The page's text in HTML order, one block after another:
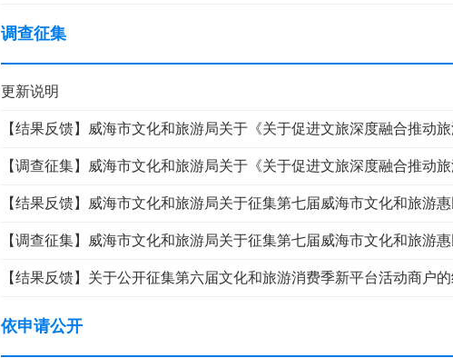
调查征集
更新说明
【结果反馈】威海市文化和旅游局关于《关于促进文旅深度融合推动
【调查征集】威海市文化和旅游局关于《关于促进文旅深度融合推动
【结果反馈】威海市文化和旅游局关于征集第七届威海市文化和旅游
【调查征集】威海市文化和旅游局关于征集第七届威海市文化和旅游
【结果反馈】关于公开征集第六届文化和旅游消费季新平台活动商户
依申请公开